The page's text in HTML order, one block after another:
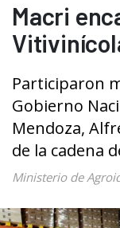
Macri
Participaron
Gobierno
Mendoza,
de la cadena
Ministerio de